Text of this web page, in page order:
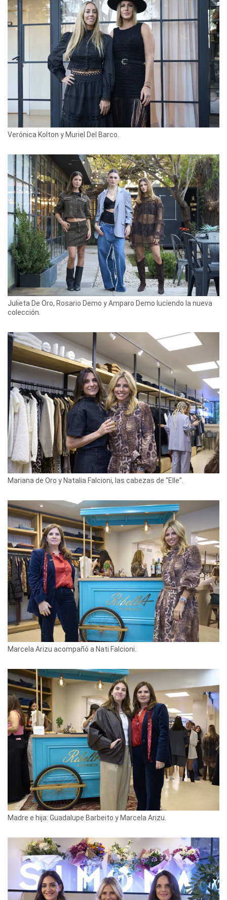
Verónica Kolton y Muriel Del Barco.
Julieta De Oro, Rosario Demo y Amparo Demo luciendo la nueva
colección.
Mariana de Oro y Natalia Falcioni, las cabezas de “Elle”.
Marcela Arizu acompañó a Nati Falcioni.
Madre e hija: Guadalupe Barbeito y Marcela Arizu.